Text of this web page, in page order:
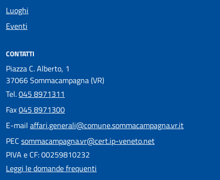
Luoghi
Eventi
CONTATTI
Piazza C. Alberto, 1
37066 Sommacampagna (VR)
Tel.045 8971311
Fax045 8971300
E-mail affari.generali@comune.sommacampagna.vr.it
PEC sommacampagna.vr@cert.ip-veneto.net
PIVA e CF: 00259810232
Leggi le domande frequenti